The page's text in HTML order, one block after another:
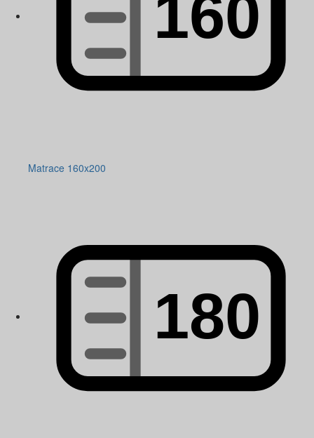
Matrace 160x200